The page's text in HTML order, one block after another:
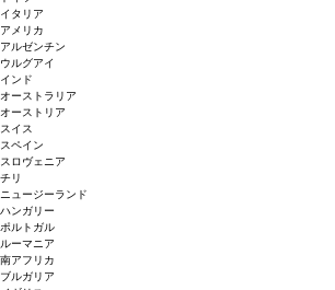
イタリア
アメリカ
アルゼンチン
ウルグアイ
インド
オーストラリア
オーストリア
スイス
スペイン
スロヴェニア
チリ
ニュージーランド
ハンガリー
ポルトガル
ルーマニア
南アフリカ
ブルガリア